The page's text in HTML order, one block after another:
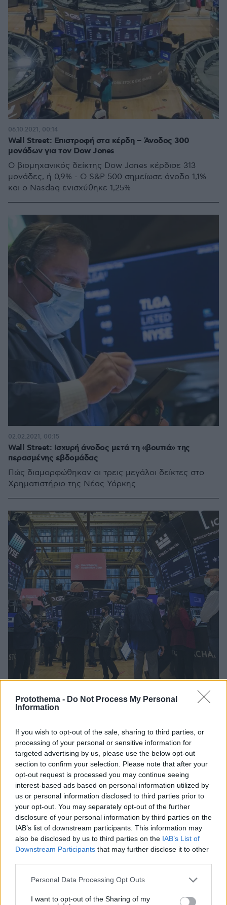
Protothema - Do Not Process My Personal
Information
If you wish to opt-out of the sale, sharing to third parties, or
processing of your personal or sensitive information for
targeted advertising by us, please use the below opt-out
section to confirm your selection. Please note that after your
opt-out request is processed you may continue seeing
interest-based ads based on personal information utilized by
us or personal information disclosed to third parties prior to
your opt-out. You may separately opt-out of the further
disclosure of your personal information by third parties on the
IAB’s list of downstream participants. This information may
also be disclosed by us to third parties on the IAB’s List of
Downstream Participants that may further disclose it to other
Please note that this website/app uses one or more Google
not limited to your visit or usage behaviour. You may click to
Personal Data Processing Opt Outs
I want to opt-out of the Sharing of my
Wall Street: Επιστροφή στα κέρδη – Άνοδος 300
μονάδων για τον Dow Jones
Ο βιομηχανικός δείκτης Dow Jones κέρδισε 313
μονάδες, ή 0,9% - Ο S&P 500 σημείωσε άνοδο 1,1%
και ο Nasdaq ενισχύθηκε 1,25%
06.10.2021, 00:14
Wall Street: Ισχυρή άνοδος μετά τη «βουτιά» της
περασμένης εβδομάδας
Πώς διαμορφώθηκαν οι τρεις μεγάλοι δείκτες στο
Χρηματιστήριο της Νέας Υόρκης
02.02.2021, 00:15
Wall Street: Διόρθωση μετά τα διαδοχικά ρεκόρ
To «ρυθμό» δίνουν τα εταιρικά αποτελέσματα
26.01.2021, 23:46